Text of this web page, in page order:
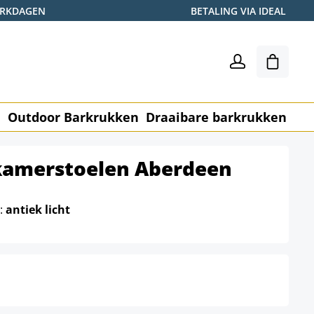
BETALING VIA IDEAL
Outdoor Barkrukken Draaibare barkrukken
Aberdeen
antiek licht